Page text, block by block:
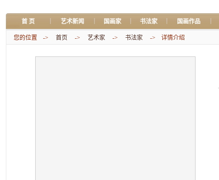
首 页 艺术新闻 国画家 书法家 国画作品
您的位置 -> 首页 -> 艺术家 -> 书法家 -> 详情介绍